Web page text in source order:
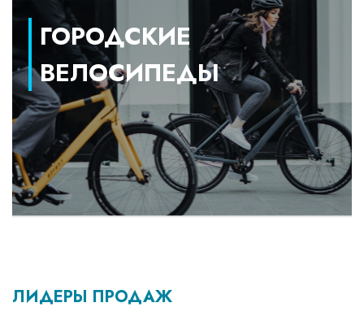
ГОРОДСКИЕ
ВЕЛОСИПЕДЫ
ЛИДЕРЫ ПРОДАЖ